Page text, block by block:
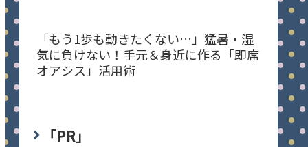
「もう1歩も動きたくない…」猛暑・湿
気に負けない！手元＆身近に作る「即席
オアシス」活用術
「PR」